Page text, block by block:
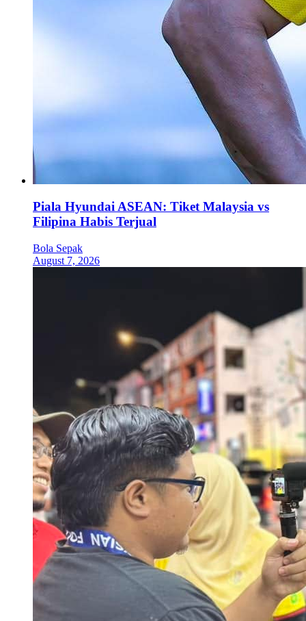
Piala Hyundai ASEAN: Tiket Malaysia vs
Filipina Habis Terjual
Bola Sepak
August 7, 2026